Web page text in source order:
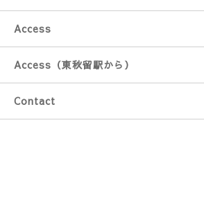
Access
Access（東秋留駅から）
Contact